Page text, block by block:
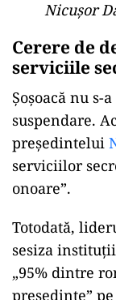
Nicușor
Cerere de
serviciile
Șoșoacă nu s-
suspendare.
președintelui
serviciilor
onoare”.
Totodată,
sesiza
„95% dintre
președinte”